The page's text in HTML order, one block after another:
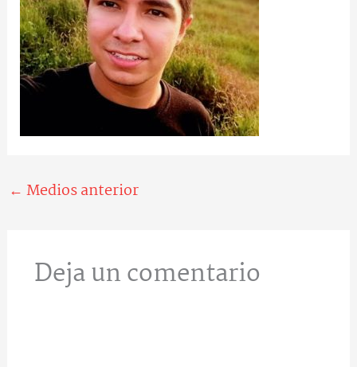
← Medios anterior
Deja un comentario